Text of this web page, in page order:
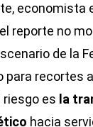
economista
reporte no
de la
para recortes
riesgo es la
hacia